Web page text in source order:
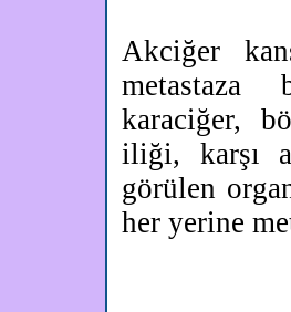
Akciğer
metastaza
karaciğer,
iliği, karşı
görülen
her yerine